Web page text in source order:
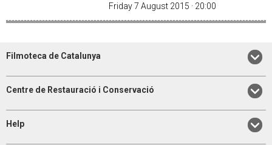
Friday 7 August 2015 · 20:00
Filmoteca de Catalunya
Centre de Restauració i Conservació
Help